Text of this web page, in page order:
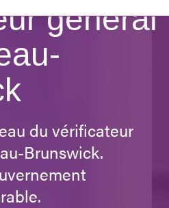
général
du vérificateur
Brunswick.